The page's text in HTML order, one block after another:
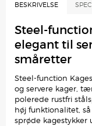
BESKRIVELSE
Steel-
elegant til
småretter
Steel-function
og servere kager,
polerede rustfri
høj funktionalitet,
sprøde kagestykker